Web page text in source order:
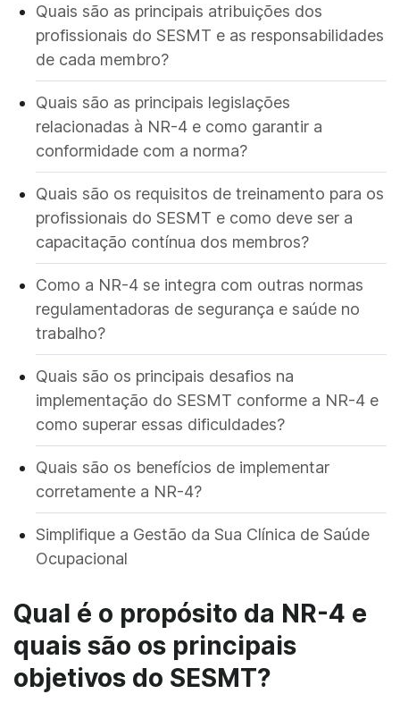
Quais são as principais atribuições dos
profissionais do SESMT e as responsabilidades
de cada membro?
Quais são as principais legislações
relacionadas à NR-4 e como garantir a
conformidade com a norma?
Quais são os requisitos de treinamento para os
profissionais do SESMT e como deve ser a
capacitação contínua dos membros?
Como a NR-4 se integra com outras normas
regulamentadoras de segurança e saúde no
trabalho?
Quais são os principais desafios na
implementação do SESMT conforme a NR-4 e
como superar essas dificuldades?
Quais são os benefícios de implementar
corretamente a NR-4?
Simplifique a Gestão da Sua Clínica de Saúde
Ocupacional
Qual é o propósito da NR-4 e
quais são os principais
objetivos do SESMT?